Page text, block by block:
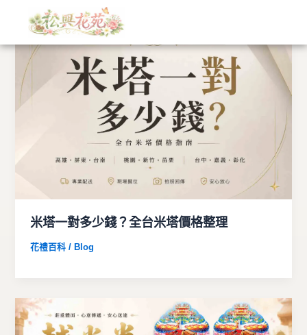
類
米塔一對多少錢？全台米塔價格整理
花禮百科 / Blog